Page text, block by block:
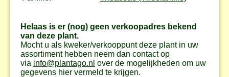
Helaas is er (nog) geen verkoopadres bekend
van deze plant.
Mocht u als kweker/verkooppunt deze plant in uw
assortiment hebben neem dan contact op
via info@plantago.nl over de mogelijkheden om uw
gegevens hier vermeld te krijgen.